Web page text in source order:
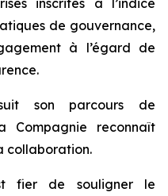
inscrites à l’indice
de gouvernance,
à l’égard de
son parcours de
Compagnie reconnaît
collaboration.
fier de souligner le